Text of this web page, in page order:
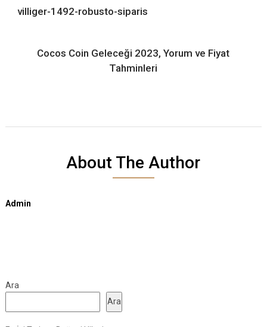
villiger-1492-robusto-siparis
Cocos Coin Geleceği 2023, Yorum ve Fiyat
Tahminleri
About The Author
Admin
Ara
Ara